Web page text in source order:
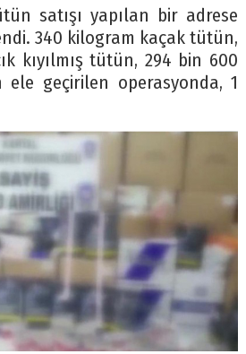
satışı yapılan bir adrese
340 kilogram kaçak tütün,
kıyılmış tütün, 294 bin 600
geçirilen operasyonda, 1